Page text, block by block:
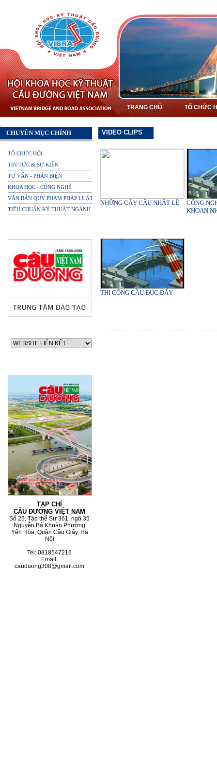
TRANG CHỦ TỔ CHỨC
CHUYÊN MỤC CHÍNH
TỔ CHỨC HỘI
TIN TỨC & SỰ KIỆN
TƯ VẤN - PHẢN BIỆN
KHOA HOC - CÔNG NGHỆ
VĂN BẢN QUY PHẠM PHÁP LUẬT
TIÊU CHUẨN KỸ THUẬT NGÀNH
TẠP CHÍ
CẦU ĐƯỜNG VIỆT NAM
Số 25, Tập thể Sư 361, ngõ 35
Nguyễn Bá Khoản Phường
Yên Hòa, Quận Cầu Giấy, Hà
Nội
Tel: 0818547216
Email:
cauduong308@gmail.com
VIDEO CLIPS
NHỮNG CÂY CẦU NHẬT LỆ
CÔNG
KHOAN
THI CÔNG CẦU ĐÚC ĐẨY